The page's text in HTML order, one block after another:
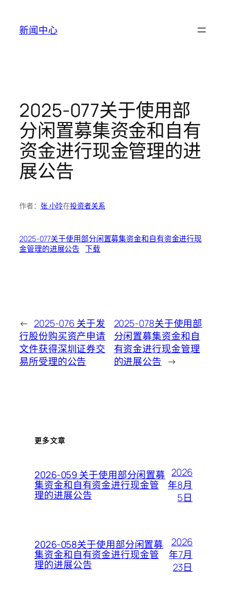
新闻中心
2025-077关于使用部
分闲置募集资金和自有
资金进行现金管理的进
展公告
作者： 张 小玲在投资者关系
2025-077关于使用部分闲置募集资金和自有资金进行现
金管理的进展公告
下载
← 2025-076 关于发
行股份购买资产申请
文件获得深圳证券交
易所受理的公告
2025-078关于使用部
分闲置募集资金和自
有资金进行现金管理
的进展公告 →
更多文章
2026-059 关于使用部分闲置募
集资金和自有资金进行现金管
理的进展公告
2026
年8月
5日
2026-058关于使用部分闲置募
集资金和自有资金进行现金管
理的进展公告
2026
年7月
23日